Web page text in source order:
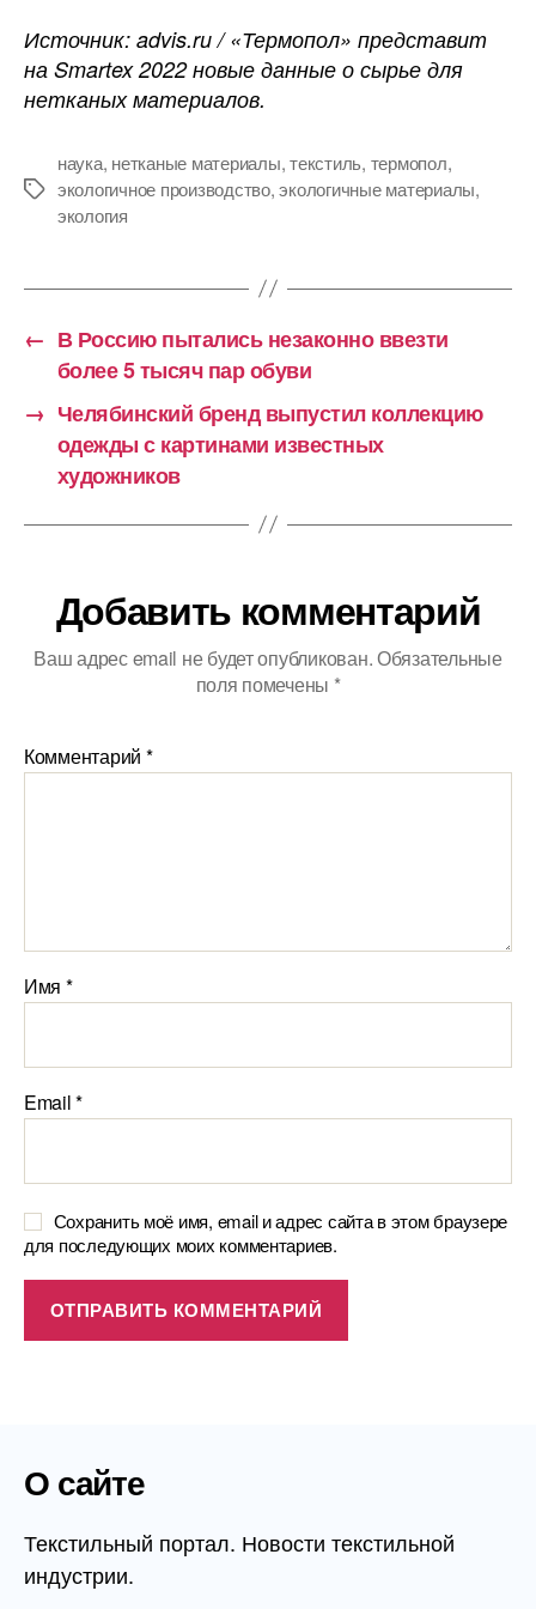
Источник: advis.ru / «Термопол» представит
на Smartex 2022 новые данные о сырье для
нетканых материалов.
Метки
наука, нетканые материалы,текстиль, термопол,
экологичное производство,экологичные материалы,
экология
← В Россию пытались незаконно ввезти
более 5 тысяч пар обуви
→ Челябинский бренд выпустил коллекцию
одежды с картинами известных
художников
Добавить комментарий
Ваш адрес email не будет опубликован.Обязательные
поля помечены *
Комментарий *
Имя *
Email*
Сохранить моё имя, email и адрес сайта в этом браузере
для последующих моих комментариев.
О сайте
Текстильный портал. Новости текстильной
индустрии.